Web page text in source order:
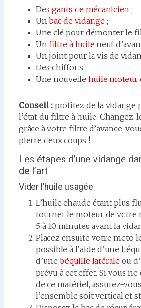
Des gants de mécanicien ;
Un bac de vidange;
Une clé pour démonter le
Un filtre à huileneuf
Un joint pour la vis de
Des chiffons ;
Une nouvelle huile moteur
Conseil :profitez de la vidange
l’état du filtre à huile. Changez-
grâce à votre filtre d’avance,
pierre deux coups !
Les étapes d’une vidange
de l’art
Vider l’huile usagée
L’huile chaude étant plus
tourner le moteur de votre
5 à 10 minutes avant la
Placez ensuite votre moto
possible à l’aide d’une
d’une béquille latéraleou
prévu à cet effet. Si vous ne
de ce matériel, assurez-
l’ensemble soit vertical et